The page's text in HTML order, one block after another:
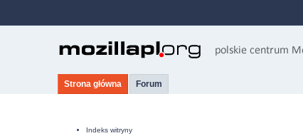
Strona główna Forum
Indeks witryny